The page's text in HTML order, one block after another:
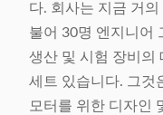
다. 회사는 지금 거
불어 30명 엔지니어
생산 및 시험 장비의
세트 있습니다. 그것
모터를 위한 디자인